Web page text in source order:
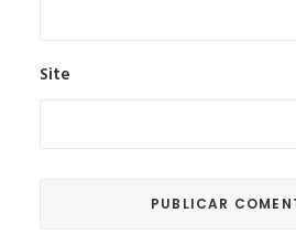
Site